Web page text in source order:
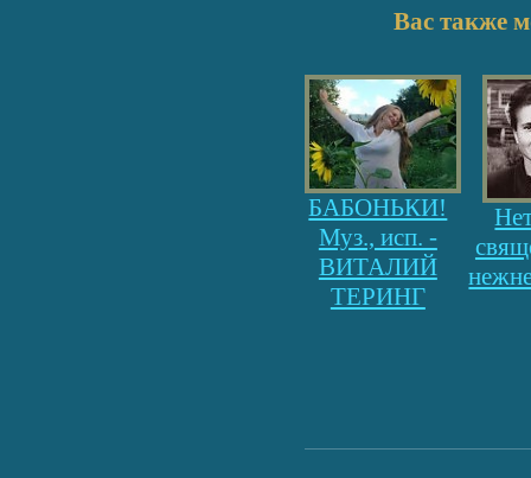
Вас также
БАБОНЬКИ!
Муз., исп. -
ВИТАЛИЙ
ТЕРИНГ